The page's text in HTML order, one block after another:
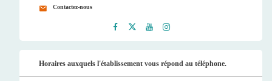
Contactez-nous
ook
er
be
ram
Horaires auxquels l'établissement vous répond au téléphone.